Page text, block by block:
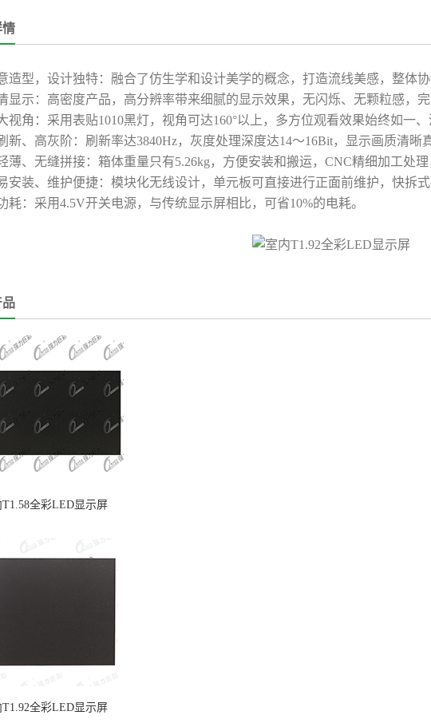
LED显示屏
情
造型，设计独特：融合了仿生学和设计美学的概念，打造流线美感，整体协
显示：高密度产品，高分辨率带来细腻的显示效果，无闪烁、无颗粒感，完
视角：采用表贴1010黑灯，视角可达160°以上，多方位观看效果始终如一、
新、高灰阶：刷新率达3840Hz，灰度处理深度达14～16Bit，显示画质清晰
薄、无缝拼接：箱体重量只有5.26kg，方便安装和搬运，CNC精细加工处理
安装、维护便捷：模块化无线设计，单元板可直接进行正面前维护，快拆
耗：采用4.5V开关电源，与传统显示屏相比，可省10%的电耗。
品
T1.58全彩LED显示屏
T1.92全彩LED显示屏